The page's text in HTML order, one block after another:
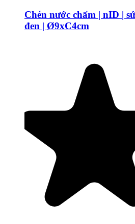
Chén nước chấm | nID |
đen | Ø9xC4cm